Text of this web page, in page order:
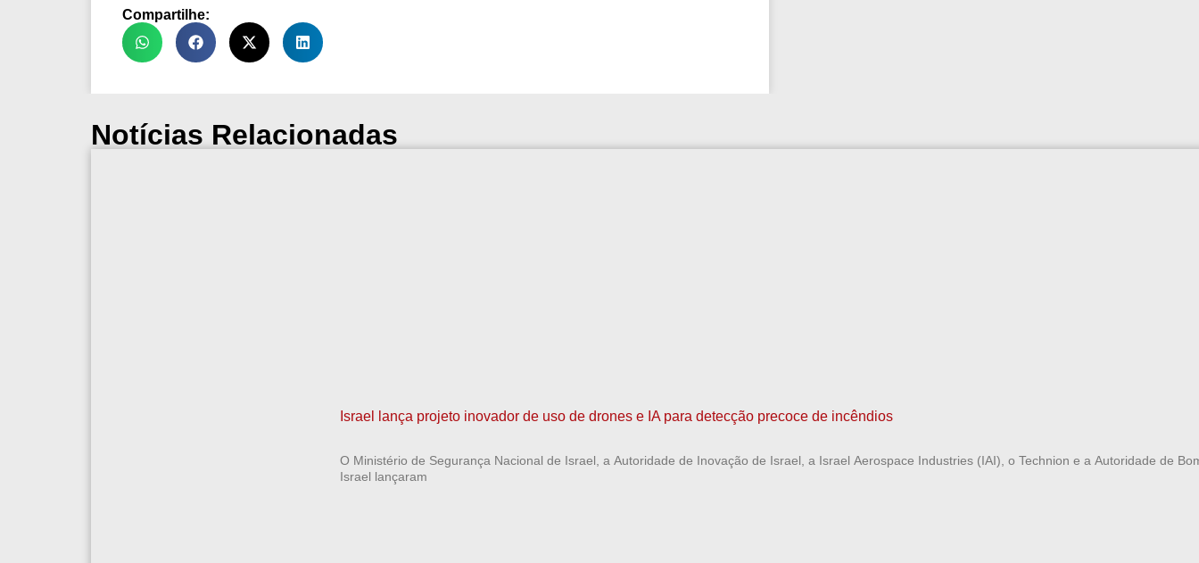
Compartilhe:
Notícias Relacionadas
Israel lança projeto inovador de uso de drones e IA para detecção precoce de incêndios
O Ministério de Segurança Nacional de Israel, a Autoridade de Inovação de Israel, a Israel Aerospace Industries (IAI), o Technion e a Autoridade de
Israel lançaram